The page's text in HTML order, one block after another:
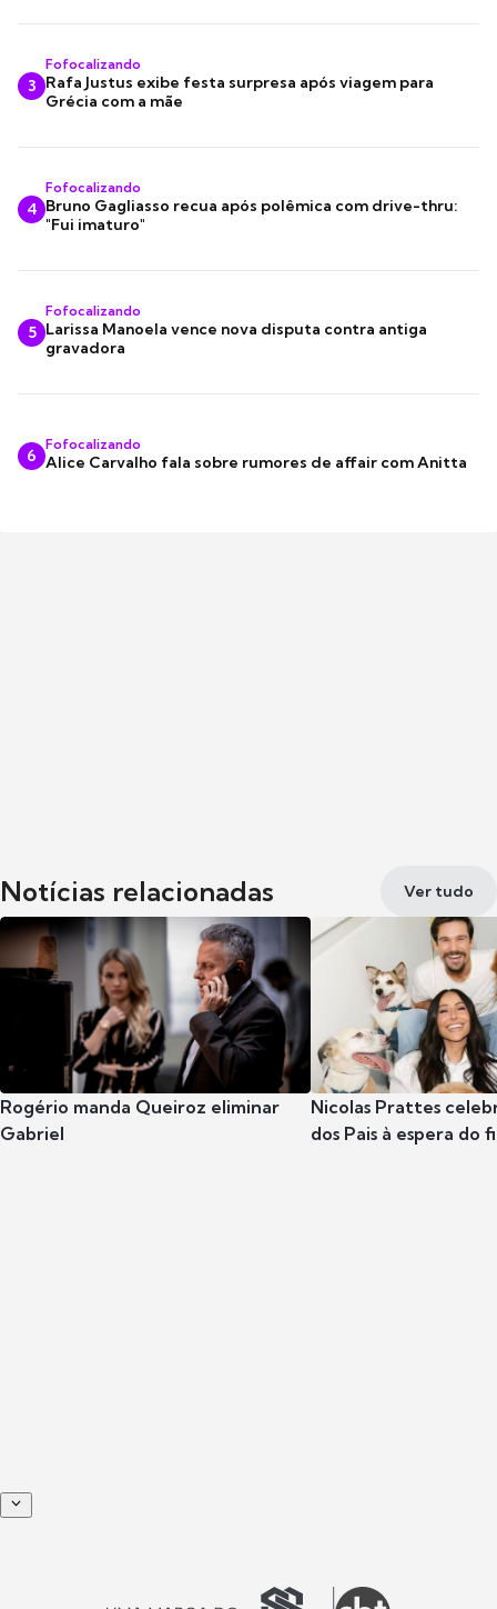
3
Fofocalizando
Rafa Justus exibe festa surpresa após viagem para
Grécia com a mãe
4
Fofocalizando
Bruno Gagliasso recua após polêmica com drive-thru:
"Fui imaturo"
5
Fofocalizando
Larissa Manoela vence nova disputa contra antiga
gravadora
6
Fofocalizando
Alice Carvalho fala sobre rumores de affair com Anitta
Notícias relacionadas Ver tudo
Rogério manda Queiroz eliminar
Gabriel
Nicolas Prattes
dos Pais à espera do